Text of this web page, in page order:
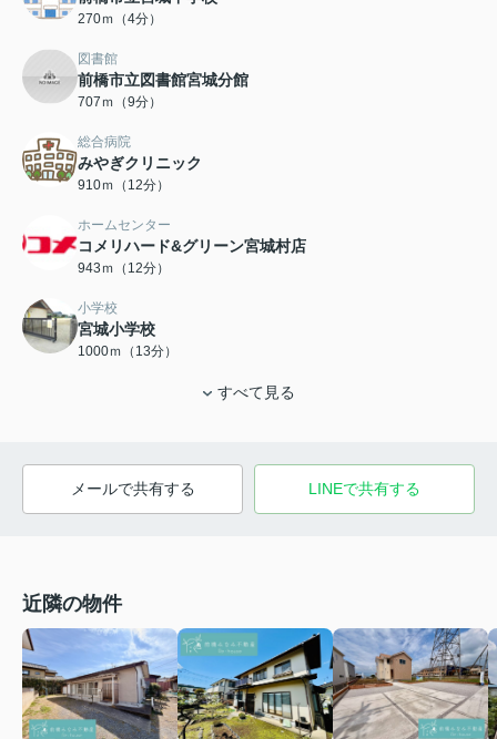
270ｍ（4分）
図書館
前橋市立図書館宮城分館
707ｍ（9分）
総合病院
みやぎクリニック
910ｍ（12分）
ホームセンター
コメリハード&グリーン宮城村店
943ｍ（12分）
小学校
宮城小学校
1000ｍ（13分）
すべて見る
メールで共有する LINEで共有する
近隣の物件